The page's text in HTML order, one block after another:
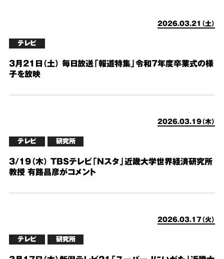
2026.03.21（土）
テレビ
3月21日（土） 毎日放送「報道特集」令和7年度卒業式の様
子を放映
2026.03.19（木）
テレビ 研究所
3/19（木） TBSテレビ「Nスタ」近畿大学世界経済研究所
教授 有路昌彦がコメント
2026.03.17（火）
テレビ 研究所